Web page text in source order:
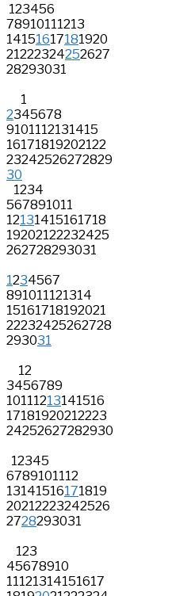
123456
78910111213
14151617181920
21222324252627
28293031
1
2345678
9101112131415
16171819202122
23242526272829
30
1234
567891011
12131415161718
19202122232425
262728293031
1234567
891011121314
15161718192021
22232425262728
293031
12
3456789
10111213141516
17181920212223
24252627282930
12345
6789101112
13141516171819
20212223242526
2728293031
123
45678910
11121314151617